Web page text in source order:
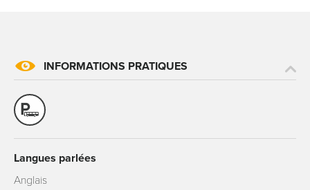
INFORMATIONS PRATIQUES
Langues parlées
Anglais